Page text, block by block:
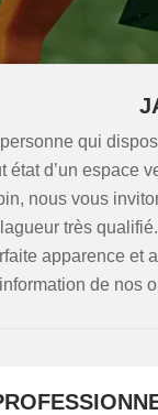
qui
état d’un espace
nous vous
très
apparence et
de nos